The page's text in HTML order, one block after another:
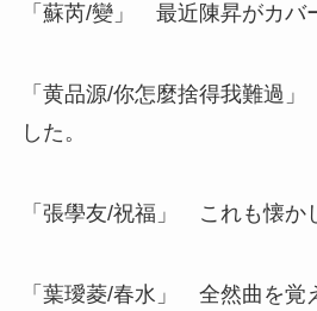
「蘇芮/變」 最近陳昇がカバ
「黄品源/你怎麼捨得我難過
した。
「張學友/祝福」 これも懐か
「葉璦菱/春水」 全然曲を覚